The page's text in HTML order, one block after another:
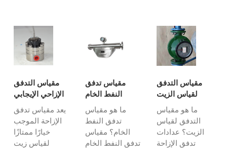
مقياس التدفق
الإزاحي الإيجابي
لقياس زيت
القالب
يعد مقياس تدفق
الإزاحة الموجب
خيارًا ممتازًا
لقياس زيت
مقياس تدفق
النفط الخام
ما هو مقياس
تدفق النفط
الخام؟ مقياس
تدفق النفط الخام
مقياس التدفق
لقياس الزيت
ما هو مقياس
التدفق لقياس
الزيت؟ عدادات
تدفق الإزاحة